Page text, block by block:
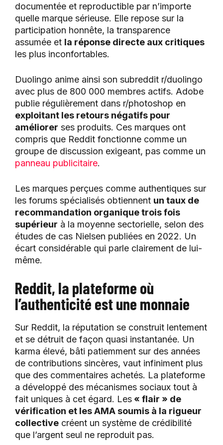
documentée et reproductible par n’importe
quelle marque sérieuse. Elle repose sur la
participation honnête, la transparence
assumée et la réponse directe aux critiques
les plus inconfortables.
Duolingo anime ainsi son subreddit r/duolingo
avec plus de 800 000 membres actifs. Adobe
publie régulièrement dans r/photoshop en
exploitant les retours négatifs pour
améliorer ses produits. Ces marques ont
compris que Reddit fonctionne comme un
groupe de discussion exigeant, pas comme un
panneau publicitaire.
Les marques perçues comme authentiques sur
les forums spécialisés obtiennent un taux de
recommandation organique trois fois
supérieur à la moyenne sectorielle, selon des
études de cas Nielsen publiées en 2022. Un
écart considérable qui parle clairement de lui-
même.
Reddit, la plateforme où
l’authenticité est une monnaie
Sur Reddit, la réputation se construit lentement
et se détruit de façon quasi instantanée. Un
karma élevé, bâti patiemment sur des années
de contributions sincères, vaut infiniment plus
que des commentaires achetés. La plateforme
a développé des mécanismes sociaux tout à
fait uniques à cet égard. Les « flair » de
vérification et les AMA soumis à la rigueur
collective créent un système de crédibilité
que l’argent seul ne reproduit pas.